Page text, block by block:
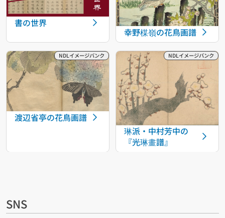
書の世界
幸野楳嶺の花鳥画譜
渡辺省亭の花鳥画譜
琳派・中村芳中の
『光琳畫譜』
SNS